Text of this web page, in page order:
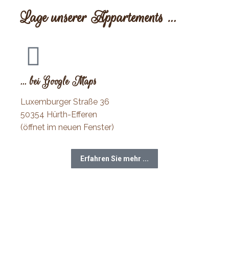
Lage unserer Appartements …
... bei Google Maps
Luxemburger Straße 36
50354 Hürth-Efferen
(öffnet im neuen Fenster)
Erfahren Sie mehr ...